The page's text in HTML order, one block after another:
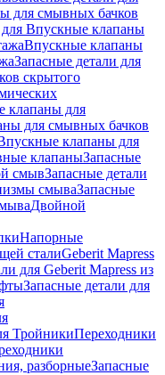
для смывных бачков
для Впускные клапаны
Впускные клапаны
Запасные детали для
скрытого
клапаны для
для смывных бачков
клапаны для
клапаныЗапасные
смывЗапасные детали
смываЗапасные
Двойной
Напорные
сталиGeberit Mapress
для Geberit Mapress из
Запасные детали для
ТройникиПереходники
разборныеЗапасные